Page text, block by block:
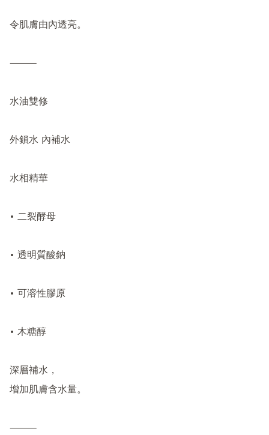
令肌膚由內透亮。
⸻
水油雙修
外鎖水 內補水
水相精華
• 二裂酵母
• 透明質酸鈉
• 可溶性膠原
• 木糖醇
深層補水，
增加肌膚含水量。
⸻